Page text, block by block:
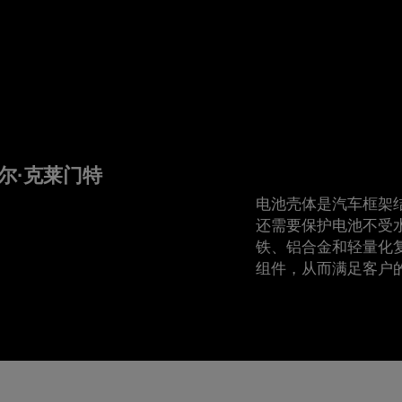
·克莱门特
电池壳体是汽车框架
还需要保护电池不受
铁、铝合金和轻量化
组件，从而满足客户